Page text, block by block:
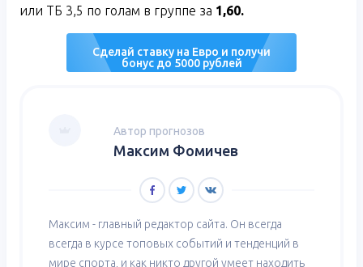
или ТБ 3,5 по голам в группе за 1,60.
Сделай ставку на Евро и получи
бонус до 5000 рублей
Автор прогнозов
Максим Фомичев
Максим - главный редактор сайта. Он всегда
всегда в курсе топовых событий и тенденций в
мире спорта, и как никто другой умеет находить